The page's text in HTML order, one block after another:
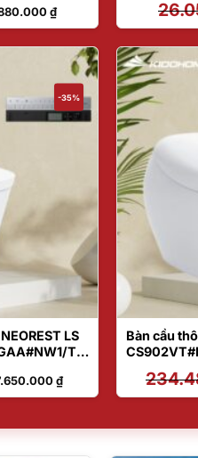
₫Giá
hiện
tại
18.880.000 ₫.
-35%
LS
T5
₫Giá
hiện
tại
Bàn cầu